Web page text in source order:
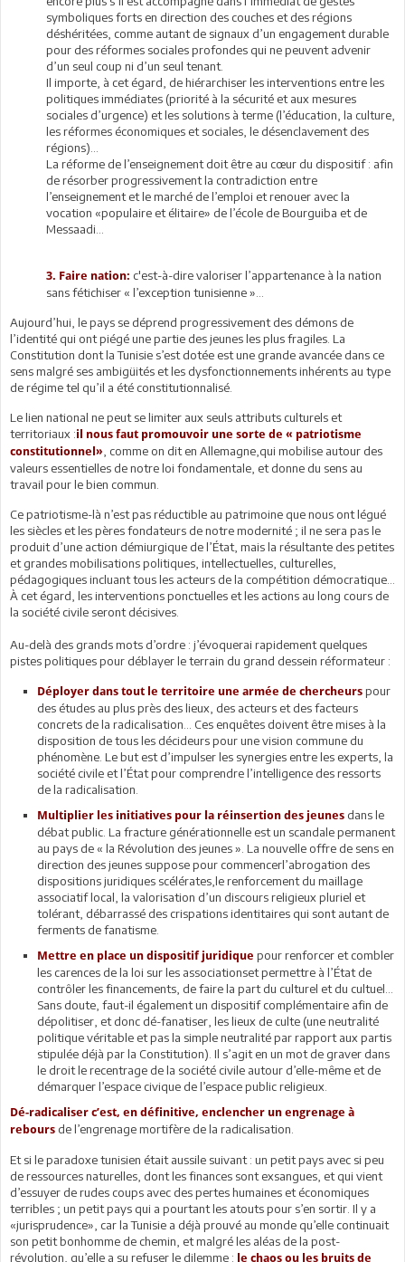
symboliques forts en direction des couches et des régions
déshéritées, comme autant de signaux d’un engagement durable
pour des réformes sociales profondes qui ne peuvent advenir
d’un seul coup ni d’un seul tenant.
Il importe, à cet égard, de hiérarchiser les interventions entre les
politiques immédiates (priorité à la sécurité et aux mesures
sociales d’urgence) et les solutions à terme (l’éducation, la culture,
les réformes économiques et sociales, le désenclavement des
régions)…
La réforme de l’enseignement doit être au cœur du dispositif : afin
de résorber progressivement la contradiction entre
l’enseignement et le marché de l’emploi et renouer avec la
vocation «populaire et élitaire» de l’école de Bourguiba et de
Messaadi…
3. Faire nation: c'est-à-dire valoriser l’appartenance à la nation
sans fétichiser « l’exception tunisienne »…
Aujourd’hui, le pays se déprend progressivement des démons de
l’identité qui ont piégé une partie des jeunes les plus fragiles. La
Constitution dont la Tunisie s’est dotée est une grande avancée dans ce
sens malgré ses ambigüités et les dysfonctionnements inhérents au type
de régime tel qu’il a été constitutionnalisé.
Le lien national ne peut se limiter aux seuls attributs culturels et
territoriaux :il nous faut promouvoir une sorte de « patriotisme
constitutionnel» , comme on dit en Allemagne,qui mobilise autour des
valeurs essentielles de notre loi fondamentale, et donne du sens au
travail pour le bien commun.
Ce patriotisme-là n’est pas réductible au patrimoine que nous ont légué
les siècles et les pères fondateurs de notre modernité ; il ne sera pas le
produit d’une action démiurgique de l’État, mais la résultante des petites
et grandes mobilisations politiques, intellectuelles, culturelles,
pédagogiques incluant tous les acteurs de la compétition démocratique…
À cet égard, les interventions ponctuelles et les actions au long cours de
la société civile seront décisives.
Au-delà des grands mots d’ordre : j’évoquerai rapidement quelques
pistes politiques pour déblayer le terrain du grand dessein réformateur :
Déployer dans tout le territoire une armée de chercheurs pour
des études au plus près des lieux, des acteurs et des facteurs
concrets de la radicalisation… Ces enquêtes doivent être mises à la
disposition de tous les décideurs pour une vision commune du
phénomène. Le but est d’impulser les synergies entre les experts, la
société civile et l’État pour comprendre l’intelligence des ressorts
de la radicalisation.
Multiplier les initiatives pour la réinsertion des jeunes dans le
débat public. La fracture générationnelle est un scandale permanent
au pays de « la Révolution des jeunes ». La nouvelle offre de sens en
direction des jeunes suppose pour commencerl’abrogation des
dispositions juridiques scélérates,le renforcement du maillage
associatif local, la valorisation d’un discours religieux pluriel et
tolérant, débarrassé des crispations identitaires qui sont autant de
ferments de fanatisme.
Mettre en place un dispositif juridique pour renforcer et combler
les carences de la loi sur les associationset permettre à l’État de
contrôler les financements, de faire la part du culturel et du cultuel…
Sans doute, faut-il également un dispositif complémentaire afin de
dépolitiser, et donc dé-fanatiser, les lieux de culte (une neutralité
politique véritable et pas la simple neutralité par rapport aux partis
stipulée déjà par la Constitution). Il s’agit en un mot de graver dans
le droit le recentrage de la société civile autour d’elle-même et de
démarquer l’espace civique de l’espace public religieux.
Dé-radicaliser c’est, en définitive, enclencher un engrenage à
rebours de l’engrenage mortifère de la radicalisation.
Et si le paradoxe tunisien était aussile suivant : un petit pays avec si peu
de ressources naturelles, dont les finances sont exsangues, et qui vient
d’essuyer de rudes coups avec des pertes humaines et économiques
terribles ; un petit pays qui a pourtant les atouts pour s’en sortir. Il y a
«jurisprudence», car la Tunisie a déjà prouvé au monde qu’elle continuait
son petit bonhomme de chemin, et malgré les aléas de la post-
révolution, qu’elle a su refuser le dilemme : le chaos ou les bruits de